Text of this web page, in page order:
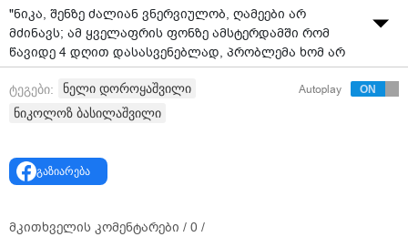
"ნიკა, შენზე ძალიან ვნერვიულობ, ღამეები არ
მძინავს; ამ ყველაფრის ფონზე ამსტერდამში რომ
წავიდე 4 დღით დასასვენებლად, პრობლემა ხომ არ
გექნება?" - ნიკოლოზ ბასილაშვილის ადვოკატი
დოროყაშვილის და ბასილაშვილის საუბრების
შინაარსს ასაჯაროებს
ტეგები:
ნელი დოროყაშვილი
ნიკოლოზ ბასილაშვილი
Autoplay
გაზიარება
მკითხველის კომენტარები / 0 /